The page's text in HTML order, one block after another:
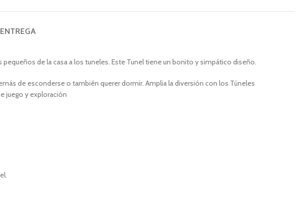
de la casa a los tuneles. Este Tunel tiene un bonito y simpático diseño.
de esconderse o también querer dormir. Amplia la diversión con los Túneles
juego y exploración